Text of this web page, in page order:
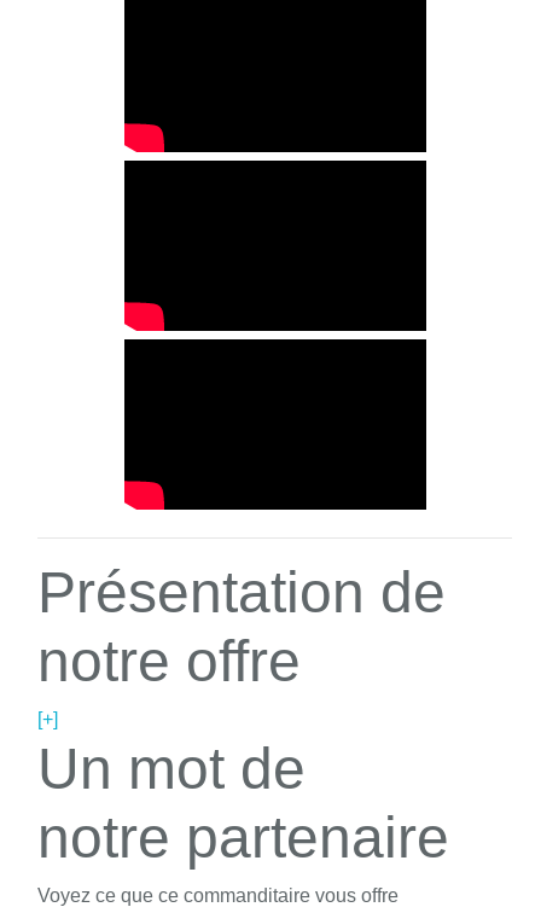
Présentation de
notre offre
[+]
Un mot de
notre partenaire
Voyez ce que ce commanditaire vous offre